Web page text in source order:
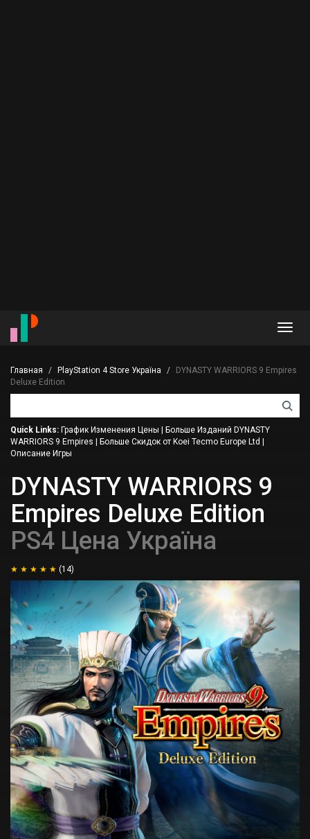
Главная PlayStation 4 Store Україна
DYNASTY WARRIORS 9 Empires
Deluxe Edition
Quick Links: График Изменения Цены
Больше Изданий DYNASTY
WARRIORS 9 Empires
Больше Скидок от Koei Tecmo Europe Ltd
Описание Игры
DYNASTY WARRIORS 9
Empires Deluxe Edition
PS4 Цена Україна
(14)